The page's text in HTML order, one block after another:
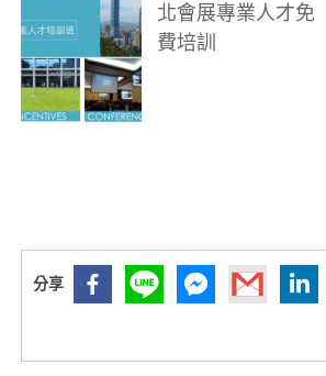
北會展專業人才免
費培訓